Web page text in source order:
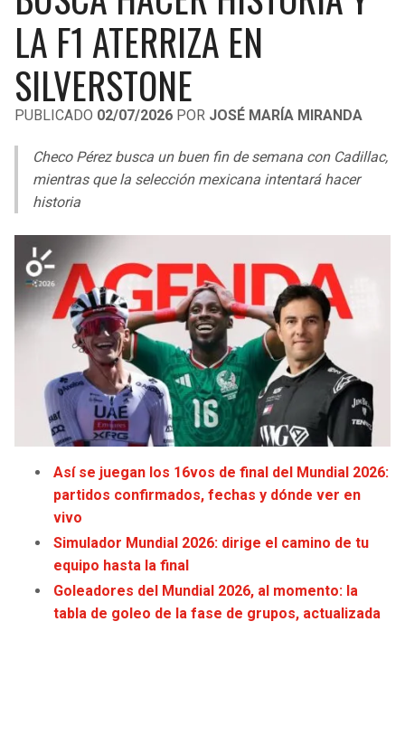
LIGA DE EXPANSIÓN MX
LEAGUES CUP
UEFA EUROPA LEAGUE
UEFA CONFERENCE LEAGUE
MLS
COPA SUDAMERICANA
LIGA BETPLAY
OTRAS LIGAS
RAIDERS
CHARGERS
BENGALS
BROWNS
STEELERS
TEXANS
COLTS
JAGUARS
TITANS
COWBOYS
GIANTS
EAGLES
CAVALIERS
PISTONS
BUCKS
HAWKS
HORNETS
MAGIC
WIZARDS
WARRIORS
CLIPPERS
LAKERS
SUNS
LA F1 ATERRIZA EN
SILVERSTONE
PUBLICADO 02/07/2026 POR JOSÉ MARÍA MIRANDA
Checo Pérez busca un buen fin de semana con Cadillac,
mientras que la selección mexicana intentará hacer
historia
Así se juegan los 16vos de final del Mundial 2026:
partidos confirmados, fechas y dónde ver en
vivo
Simulador Mundial 2026: dirige el camino de tu
equipo hasta la final
Goleadores del Mundial 2026, al momento: la
tabla de goleo de la fase de grupos, actualizada